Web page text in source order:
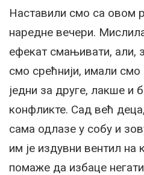
Наставили смо са овом
наредне вечери.
ефекат смањивати, али,
смо срећнији, имали
једни за друге, лакше
конфликте. Сад већ
сама одлазе у собу и
им је издувни вентил на
помаже да избаце